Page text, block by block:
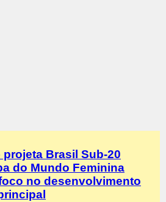
Brasil Sub-20
do Mundo Feminina
no desenvolvimento